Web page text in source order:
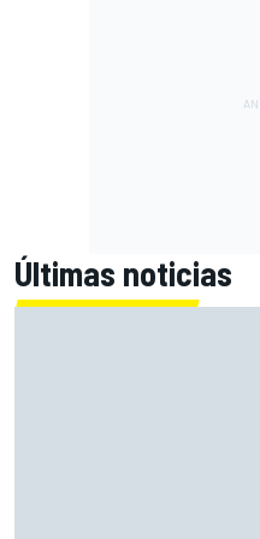
Últimas noticias